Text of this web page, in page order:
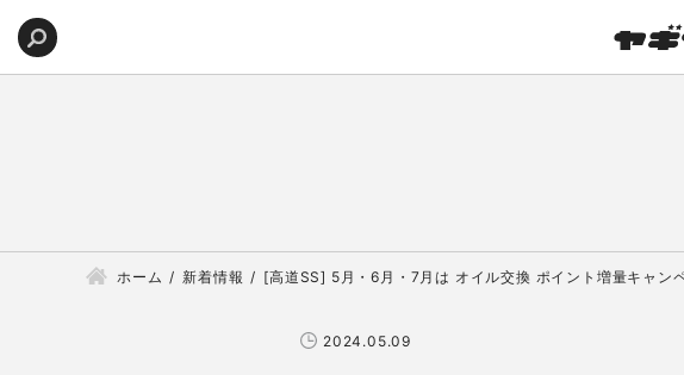
ホーム 新着情報 [高道SS] 5月・6月・7月は オイル交換 ポイント増量キャン
2024.05.09